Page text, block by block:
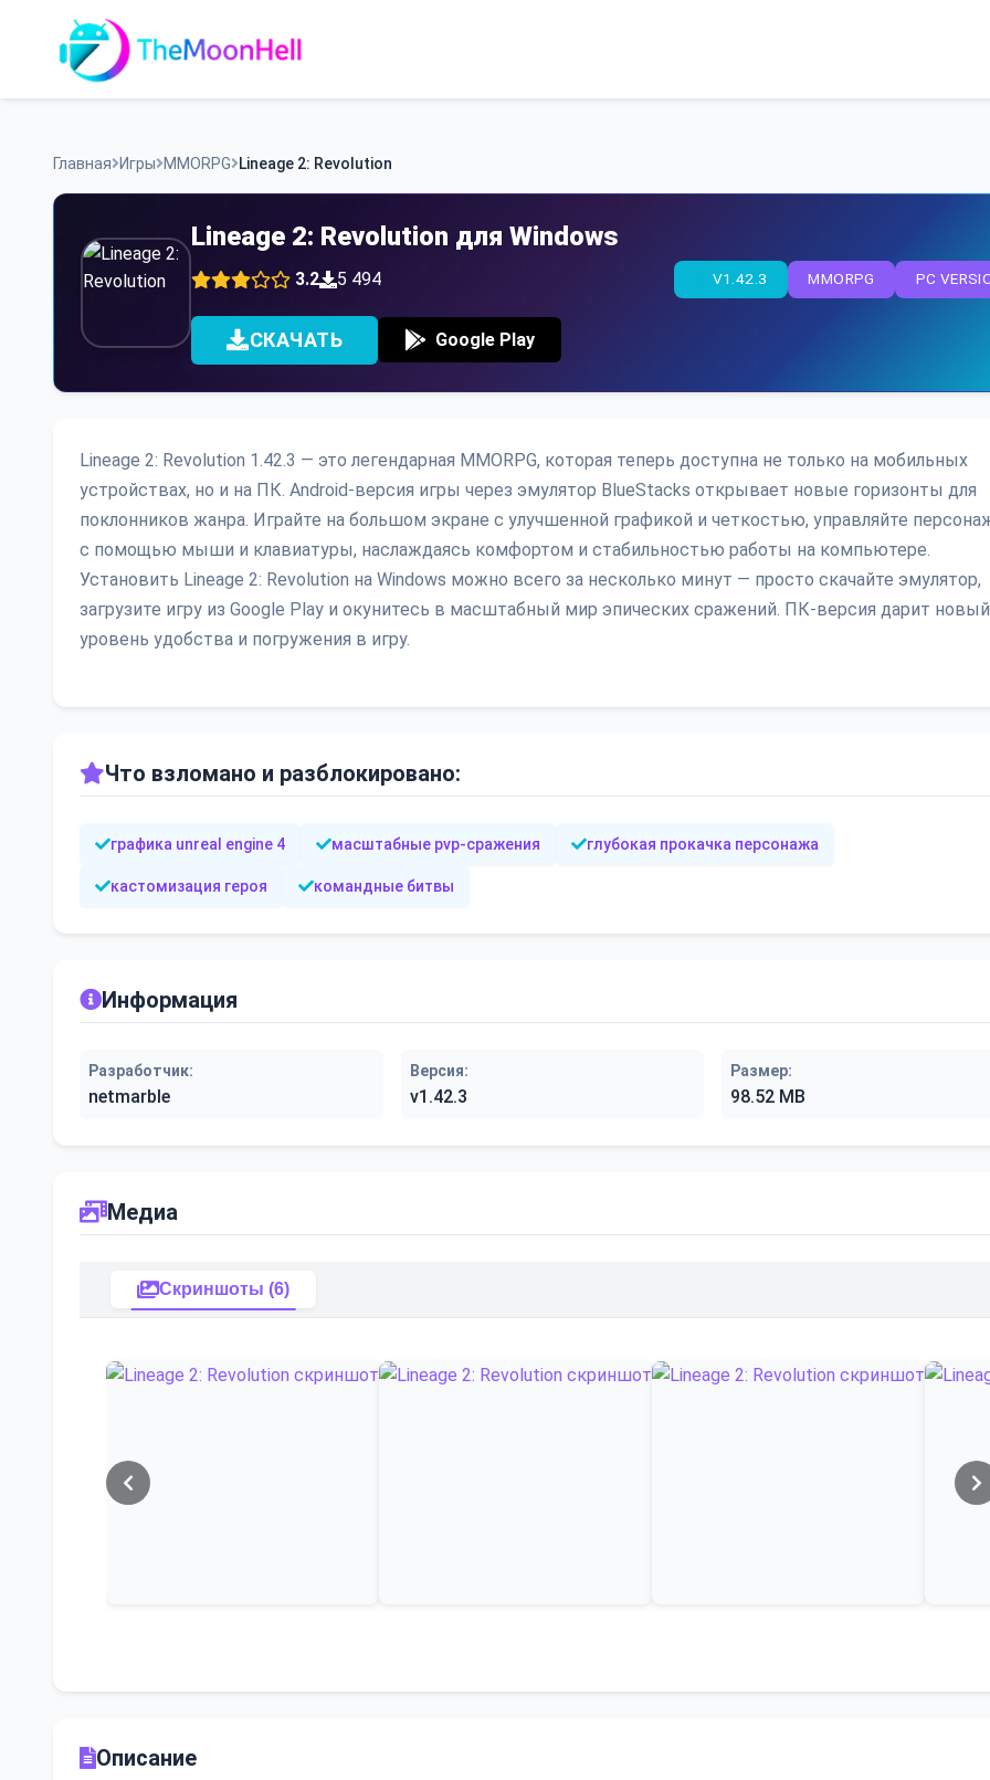
content
Главная Игры MMORPG Lineage 2: Revolution
Lineage 2: Revolution для Windows
3.2 5 494 PC
MMORPG
V1.42.3
СКАЧАТЬ Google Play
Lineage 2: Revolution 1.42.3 — это легендарная MMORPG, которая теперь доступна не только на мобильных
устройствах, но и на ПК. Android-версия игры через эмулятор BlueStacks открывает новые горизонты для
поклонников жанра. Играйте на большом экране с улучшенной графикой и четкостью, управляйте
с помощью мыши и клавиатуры, наслаждаясь комфортом и стабильностью работы на компьютере.
Установить Lineage 2: Revolution на Windows можно всего за несколько минут — просто скачайте эмулятор,
загрузите игру из Google Play и окунитесь в масштабный мир эпических сражений. ПК-версия дарит новый
уровень удобства и погружения в игру.
Что взломано и разблокировано:
графика unreal engine 4 масштабные pvp-сражения глубокая прокачка персонажа
кастомизация героя командные битвы
Информация
Разработчик:
netmarble
Версия:
v1.42.3
Размер:
98.52 MB
Медиа
Скриншоты (6)
Описание